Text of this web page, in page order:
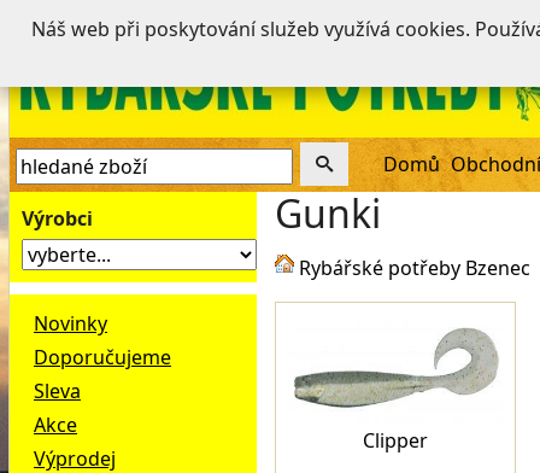
Domů
Výrobci
Novinky
Doporučujeme
Sleva
Akce
Výprodej
Gunki
Rybářské potřeby Bzenec
Clipper
Náš web při poskytování služeb využívá cookies.